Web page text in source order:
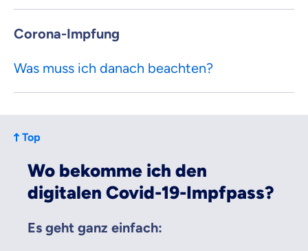
Corona-Impfung
Was muss ich danach beachten?
Top
Wo bekomme ich den
digitalen Covid-19-Impfpass?
Es geht ganz einfach: